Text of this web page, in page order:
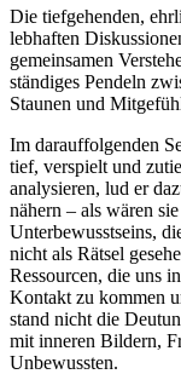
Die tiefgehenden,
lebhaften
gemeinsamen
ständiges Pendeln
Staunen und
Im darauffolgenden
tief, verspielt und
analysieren, lud er
nähern – als wären
Unterbewusstseins,
nicht als Rätsel
Ressourcen, die uns
Kontakt zu kommen
stand nicht die
mit inneren Bildern,
Unbewussten.